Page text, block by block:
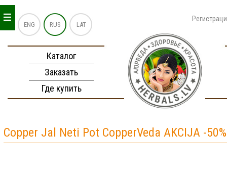
ENG RUS LAT
Каталог
Заказать
Где купить
_
_
_
Copper Jal Neti Pot CopperVeda AKCIJA -50%